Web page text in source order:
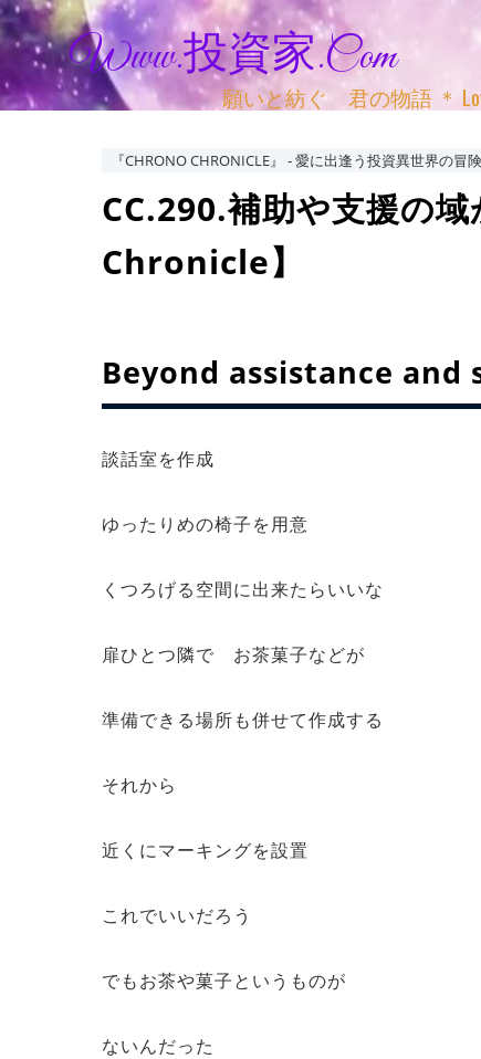
Www.投資家.com
願いと紡ぐ 君の物語 ＊
『CHRONO CHRONICLE』 ‐ 愛に出逢う投資異世界の冒
CC.290.補助や支援の
Chronicle】
Beyond assistance and
談話室を作成
ゆったりめの椅子を用意
くつろげる空間に出来たらいいな
扉ひとつ隣で お茶菓子などが
準備できる場所も併せて作成する
それから
近くにマーキングを設置
これでいいだろう
でもお茶や菓子というものが
ないんだった